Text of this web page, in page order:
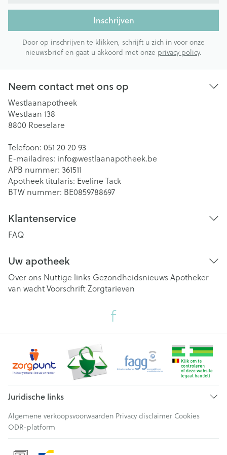
Inschrijven
Door op inschrijven te klikken, schrijft u zich in voor onze
nieuwsbrief en gaat u akkoord met onze privacy policy.
Neem contact met ons op
Westlaanapotheek
Westlaan 138
8800 Roeselare
Telefoon: 051 20 20 93
E-mailadres: info@westlaanapotheek.be
APB nummer: 361511
Apotheek titularis: Eveline Tack
BTW nummer: BE0859788697
Klantenservice
FAQ
Uw apotheek
Over ons Nuttige links Gezondheidsnieuws Apotheker
van wachtVoorschriftZorgtarieven
Juridische links
Algemene verkoopsvoorwaarden Privacy disclaimer Cookies
ODR-platform